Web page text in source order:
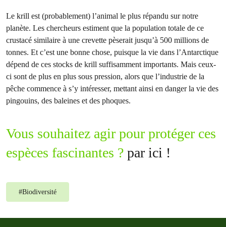
Le krill est (probablement) l’animal le plus répandu sur notre
planète. Les chercheurs estiment que la population totale de ce
crustacé similaire à une crevette pèserait jusqu’à 500 millions de
tonnes. Et c’est une bonne chose, puisque la vie dans l’Antarctique
dépend de ces stocks de krill suffisamment importants. Mais ceux-
ci sont de plus en plus sous pression, alors que l’industrie de la
pêche commence à s’y intéresser, mettant ainsi en danger la vie des
pingouins, des baleines et des phoques.
Vous souhaitez agir pour protéger ces
espèces fascinantes ? par ici !
#Biodiversité